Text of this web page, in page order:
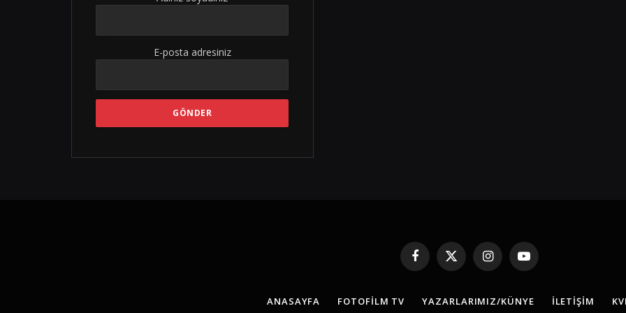
E-posta adresiniz
Facebook
X
(Twitter)
InstagramYouTube
ANASAYFA FOTOFILM TV YAZARLARIMIZ/KÜNYE İLETIŞIM